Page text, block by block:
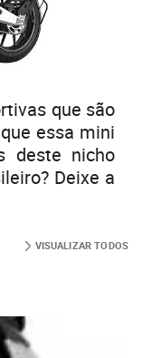
que são
essa mini
deste nicho
Deixe a
VISUALIZAR TODOS